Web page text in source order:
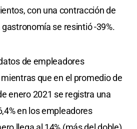
con una contracción de
gastronomía se resintió -39%.
de empleadores
que en el promedio de
enero 2021 se registra una
en los empleadores